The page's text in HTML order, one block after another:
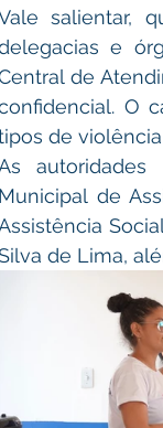
salientar,
e
de
O
de
autoridades
Municipal de
de Lima,